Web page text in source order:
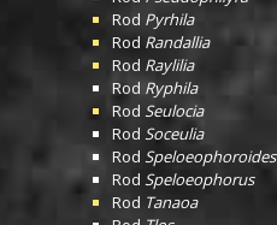
Rod Pyrhila
Rod Randallia
Rod Raylilia
Rod Ryphila
Rod Seulocia
Rod Soceulia
Rod Speloeophoroides
Rod Speloeophorus
Rod Tanaoa